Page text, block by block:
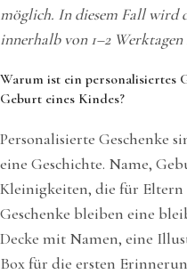
möglich. In diesem Fall wird
innerhalb von 1–2
Warum ist ein personalisiertes
Geburt eines Kindes?
Personalisierte Geschenke
eine Geschichte. Name,
Kleinigkeiten, die für Eltern
Geschenke bleiben eine
Decke mit Namen, eine
Box für die ersten